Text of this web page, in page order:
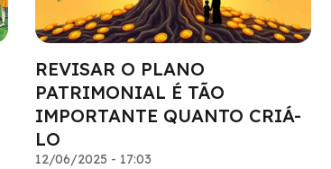
REVISAR O PLANO
PATRIMONIAL É TÃO
IMPORTANTE QUANTO CRIÁ-
LO
12/06/2025 - 17:03